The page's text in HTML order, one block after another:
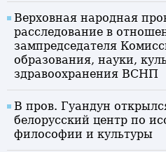
Верховная народная
расследование в
зампредседателя
образования, науки,
здравоохранения ВСНП
В пров. Гуандун
белорусский центр по
философии и культуры